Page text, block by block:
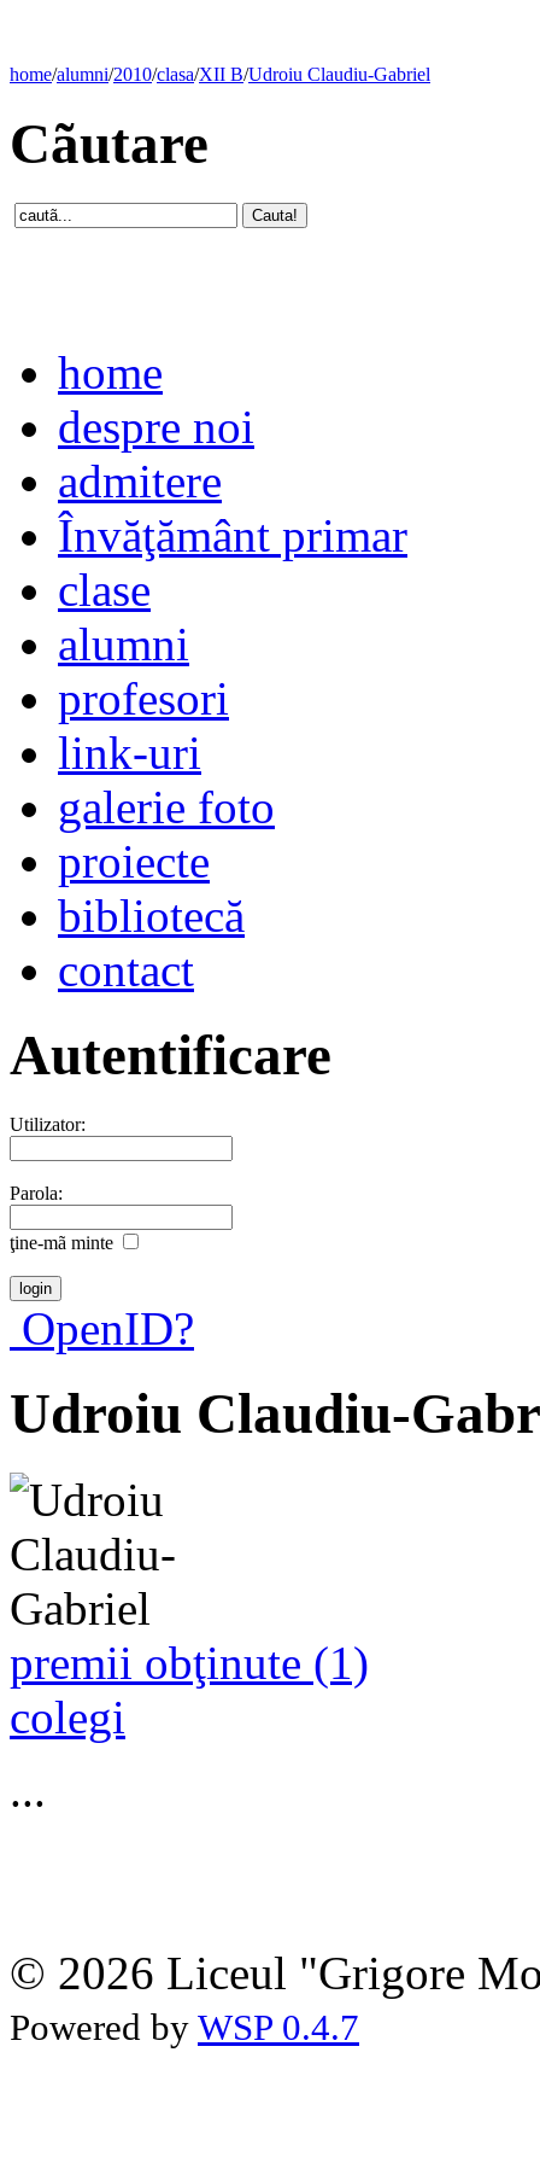
home/alumni/2010/clasa/XII B/Udroiu Claudiu-Gabriel
Cãutare
home
despre noi
admitere
Învăţământ primar
clase
alumni
profesori
link-uri
galerie foto
proiecte
bibliotecă
contact
Autentificare
Utilizator:
Parola:
ţine-mã minte
OpenID?
Udroiu Claudiu-
premii obţinute (1)
colegi
...
© 2026 Liceul "Grigore
Powered by WSP 0.4.7